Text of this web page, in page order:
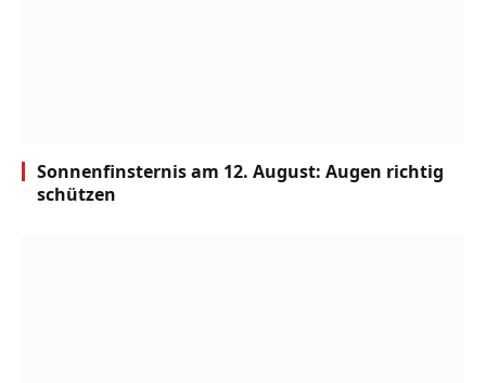
Sonnenfinsternis am 12. August: Augen richtig
schützen